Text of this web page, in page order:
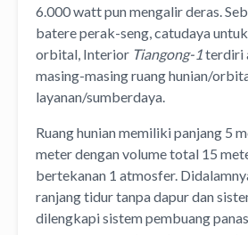
6.000 watt pun mengalir deras.
batere perak-seng, catudaya
orbital, Interior Tiangong-1terdiri
masing-masing ruang hunian/
layanan/sumberdaya.
Ruang hunian memiliki panjang 5
meter dengan volume total 15
bertekanan 1 atmosfer.
ranjang tidur tanpa dapur dan
dilengkapi sistem pembuang